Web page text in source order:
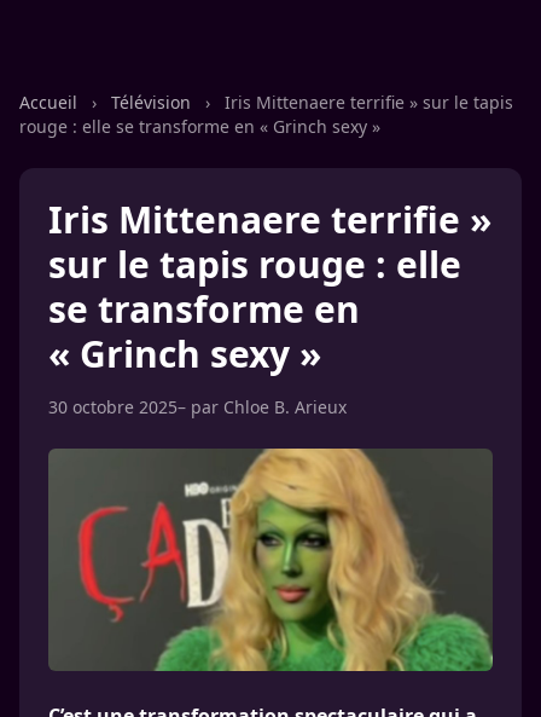
Accueil › Télévision ›
Iris Mittenaere terrifie » sur le tapis
rouge : elle se transforme en « Grinch sexy »
Iris Mittenaere terrifie »
sur le tapis rouge : elle
se transforme en
« Grinch sexy »
30 octobre 2025– par Chloe B. Arieux